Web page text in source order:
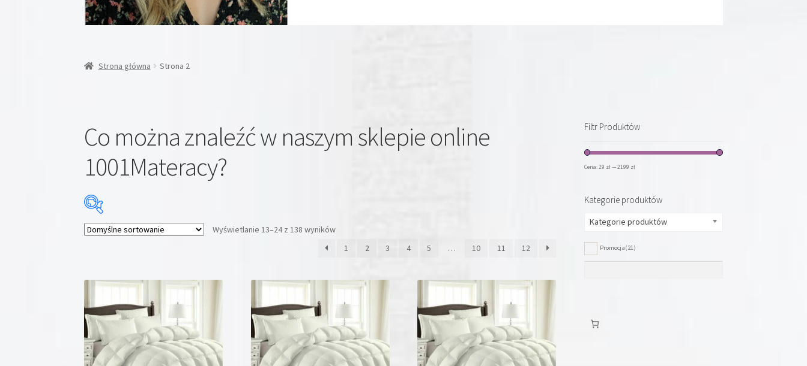
Strona główna Strona 2
Co można znaleźć w naszym sklepie online
1001Materacy?
Kategorie produktów
Kategorie produktów
Promocja (21)
Wyświetlanie 13–24 z 138 wyników
1
2 3 4 5 … 10 11 12
Filtr Produktów
Cena:29 zł—2199 zł
Kategorie produktów
Kategorie produktów
Promocja(21)